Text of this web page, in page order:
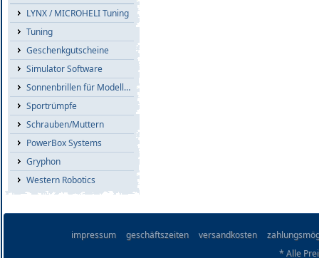
LYNX / MICROHELI Tuning
Tuning
Geschenkgutscheine
Simulator Software
Sonnenbrillen für Modellflieger
Sportrümpfe
Schrauben/Muttern
PowerBox Systems
Gryphon
Western Robotics
impressum geschäftszeiten versandkosten
* Alle